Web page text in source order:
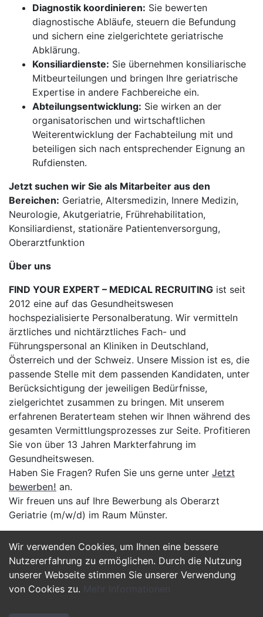
Wir verwenden Cookies, um Ihnen eine bessere
Nutzererfahrung zu ermöglichen. Durch die Nutzung
unserer Webseite stimmen Sie unserer Verwendung
von Cookies zu. Mehr Informationen
Diagnostik koordinieren: Sie bewerten
diagnostische Abläufe, steuern die Befundung
und sichern eine zielgerichtete geriatrische
Abklärung.
Konsiliardienste: Sie übernehmen konsiliarische
Mitbeurteilungen und bringen Ihre geriatrische
Expertise in andere Fachbereiche ein.
Abteilungsentwicklung: Sie wirken an der
organisatorischen und wirtschaftlichen
Weiterentwicklung der Fachabteilung mit und
beteiligen sich nach entsprechender Eignung an
Rufdiensten.
Jetzt suchen wir Sie als Mitarbeiter aus den
Bereichen: Geriatrie, Altersmedizin, Innere Medizin,
Neurologie, Akutgeriatrie, Frührehabilitation,
Konsiliardienst, stationäre Patientenversorgung,
Oberarztfunktion
Über uns
FIND YOUR EXPERT – MEDICAL RECRUITING ist seit
2012 eine auf das Gesundheitswesen
hochspezialisierte Personalberatung. Wir vermitteln
ärztliches und nichtärztliches Fach- und
Führungspersonal an Kliniken in Deutschland,
Österreich und der Schweiz. Unsere Mission ist es, die
passende Stelle mit dem passenden Kandidaten, unter
Berücksichtigung der jeweiligen Bedürfnisse,
zielgerichtet zusammen zu bringen. Mit unserem
erfahrenen Beraterteam stehen wir Ihnen während des
gesamten Vermittlungsprozesses zur Seite. Profitieren
Sie von über 13 Jahren Markterfahrung im
Gesundheitswesen.
Haben Sie Fragen? Rufen Sie uns gerne unter Jetzt
bewerben! an.
Wir freuen uns auf Ihre Bewerbung als Oberarzt
Geriatrie (m/w/d) im Raum Münster.
Jetzt Bewerben